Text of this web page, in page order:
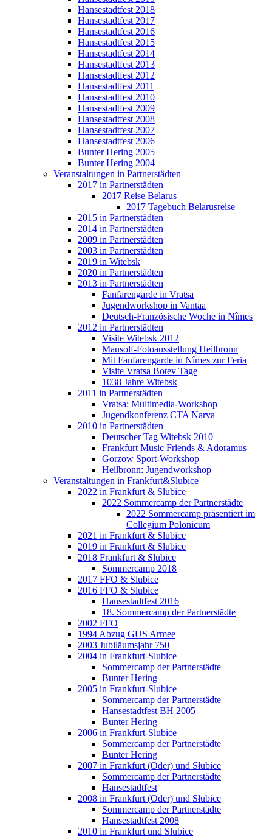
Hansestadtfest 2018
Hansestadtfest 2017
Hansestadtfest 2016
Hansestadtfest 2015
Hansestadtfest 2014
Hansestadtfest 2013
Hansestadtfest 2012
Hansestadtfest 2011
Hansestadtfest 2010
Hansestadtfest 2009
Hansestadtfest 2008
Hansestadtfest 2007
Hansestadtfest 2006
Bunter Hering 2005
Bunter Hering 2004
Veranstaltungen in Partnerstädten
2017 in Partnerstädten
2017 Reise Belarus
2017 Tagebuch Belarusreise
2015 in Partnerstädten
2014 in Partnerstädten
2009 in Partnerstädten
2003 in Partnerstädten
2019 in Witebsk
2020 in Partnerstädten
2013 in Partnerstädten
Fanfarengarde in Vratsa
Jugendworkshop in Vantaa
Deutsch-Französische Woche in Nîmes
2012 in Partnerstädten
Visite Witebsk 2012
Mausolf-Fotoausstellung Heilbronn
Mit Fanfarengarde in Nîmes zur Feria
Visite Vratsa Botev Tage
1038 Jahre Witebsk
2011 in Partnerstädten
Vratsa: Multimedia-Workshop
Jugendkonferenz CTA Narva
2010 in Partnerstädten
Deutscher Tag Witebsk 2010
Frankfurt Music Friends & Adoramus
Gorzow Sport-Workshop
Heilbronn: Jugendworkshop
Veranstaltungen in Frankfurt&Slubice
2022 in Frankfurt & Slubice
2022 Sommercamp der Partnerstädte
2022 Sommercamp präsentiert im
Collegium Polonicum
2021 in Frankfurt & Slubice
2019 in Frankfurt & Slubice
2018 Frankfurt & Slubice
Sommercamp 2018
2017 FFO & Slubice
2016 FFO & Slubice
Hansestadtfest 2016
18. Sommercamp der Partnerstädte
2002 FFO
1994 Abzug GUS Armee
2003 Jubiläumsjahr 750
2004 in Frankfurt-Slubice
Sommercamp der Partnerstädte
Bunter Hering
2005 in Frankfurt-Slubice
Sommercamp der Partnerstädte
Hansestadtfest BH 2005
Bunter Hering
2006 in Frankfurt-Slubice
Sommercamp der Partnerstädte
Bunter Hering
2007 in Frankfurt (Oder) und Słubice
Sommercamp der Partnerstädte
Hansestadtfest
2008 in Frankfurt (Oder) und Słubice
Sommercamp der Partnerstädte
Hansestadtfest 2008
2010 in Frankfurt und Slubice